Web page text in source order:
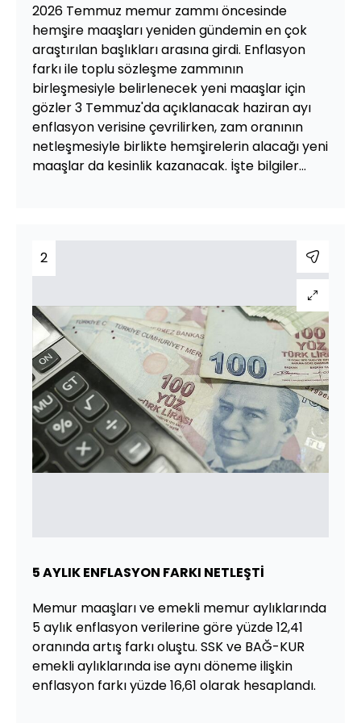
2026 Temmuz memur zammı öncesinde
hemşire maaşları yeniden gündemin en çok
araştırılan başlıkları arasına girdi. Enflasyon
farkı ile toplu sözleşme zammının
birleşmesiyle belirlenecek yeni maaşlar için
gözler 3 Temmuz'da açıklanacak haziran ayı
enflasyon verisine çevrilirken, zam oranının
netleşmesiyle birlikte hemşirelerin alacağı yeni
maaşlar da kesinlik kazanacak. İşte bilgiler...
2
5 AYLIK ENFLASYON FARKI NETLEŞTİ
Memur maaşları ve emekli memur aylıklarında
5 aylık enflasyon verilerine göre yüzde 12,41
oranında artış farkı oluştu. SSK ve BAĞ-KUR
emekli aylıklarında ise aynı döneme ilişkin
enflasyon farkı yüzde 16,61 olarak hesaplandı.